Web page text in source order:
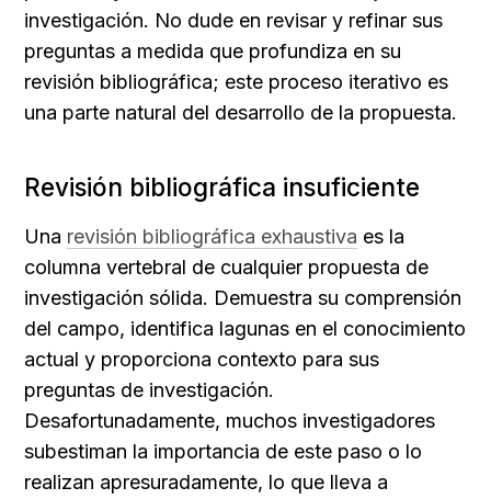
investigación. No dude en revisar y refinar sus
preguntas a medida que profundiza en su
revisión bibliográfica; este proceso iterativo es
una parte natural del desarrollo de la propuesta.
Revisión bibliográfica insuficiente
Una revisión bibliográfica exhaustiva es la
columna vertebral de cualquier propuesta de
investigación sólida. Demuestra su comprensión
del campo, identifica lagunas en el conocimiento
actual y proporciona contexto para sus
preguntas de investigación.
Desafortunadamente, muchos investigadores
subestiman la importancia de este paso o lo
realizan apresuradamente, lo que lleva a